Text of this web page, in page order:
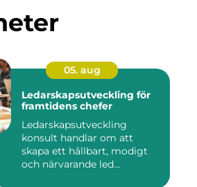
05. aug
Ledarskapsutveckling för
framtidens chefer
Ledarskapsutveckling
konsult handlar om att
skapa ett hållbart, modigt
och närvarande led...